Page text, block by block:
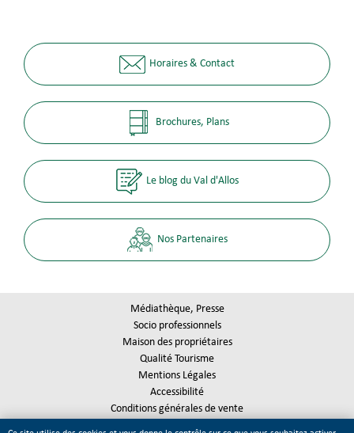
Horaires & Contact
Brochures, Plans
Le blog du Val d'Allos
Nos Partenaires
Médiathèque, Presse
Socio professionnels
Maison des propriétaires
Qualité Tourisme
Mentions Légales
Accessibilité
Conditions générales de vente